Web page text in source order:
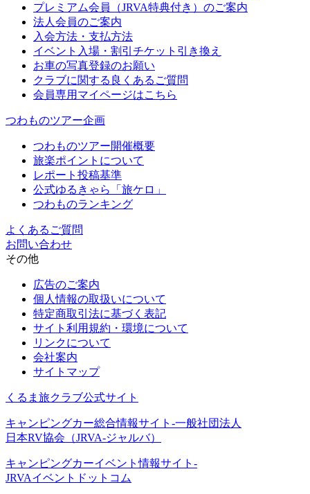
プレミアム会員（JRVA特典付き）のご案内
法人会員のご案内
入会方法・支払方法
イベント入場・割引チケット引き換え
お車の写真登録のお願い
クラブに関する良くあるご質問
会員専用マイページはこちら
つわものツアー企画
つわものツアー開催概要
旅楽ポイントについて
レポート投稿基準
公式ゆるきゃら「旅ケロ」
つわものランキング
よくあるご質問
お問い合わせ
その他
広告のご案内
個人情報の取扱いについて
特定商取引法に基づく表記
サイト利用規約・環境について
リンクについて
会社案内
サイトマップ
くるま旅クラブ公式サイト
キャンピングカー総合情報サイト-一般社団法人
日本RV協会（JRVA-ジャルバ）
キャンピングカーイベント情報サイト-
JRVAイベントドットコム